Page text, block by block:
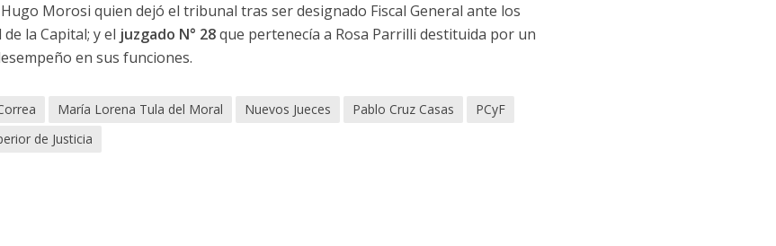
Morosi quien dejó el tribunal tras ser designado Fiscal General ante los
la Capital; y el juzgado N° 28que pertenecía a Rosa Parrilli destituida por un
en sus funciones.
María Lorena Tula del Moral Nuevos Jueces Pablo Cruz Casas
PCyF
de Justicia